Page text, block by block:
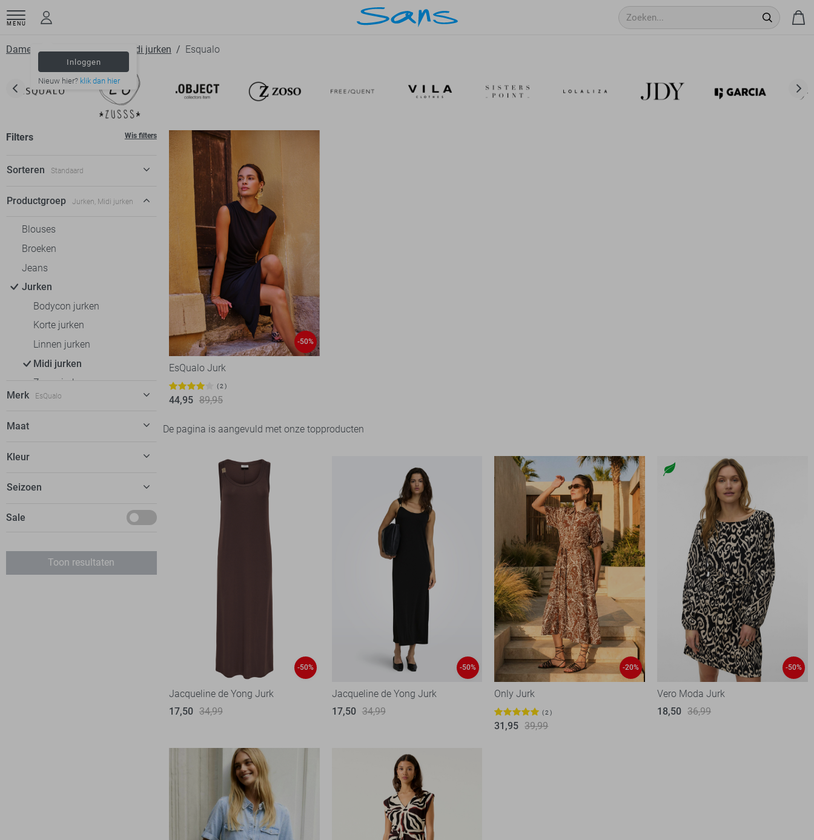
MENU
Inloggen
Nieuw hier? klik dan hier
Dameskleding Jurken Midi jurken Esqualo
Filters Wis filters
Sorteren Standaard
Standaard
Productgroep Jurken, Midi jurken
Blouses
Broeken
Jeans
Jurken
Bodycon jurken
Korte jurken
Linnen jurken
Midi jurken
Zomerjurken
Rokken
T-shirts
Truien
Jassen
Merk EsQualo
EsQualo 4
Freequent
Jacqueline de Yong
Object
Only 44
Maat
S
Kleur
Zwart
Seizoen
Mei
Sale
Toon resultaten
-50%
EsQualo Jurk
2
44,95 89,95
De pagina is aangevuld met onze topproducten
-50%
Jacqueline de Yong Jurk
17,50 34,99
-50%
Jacqueline de Yong Jurk
17,50 34,99
-20%
Only Jurk
2
31,95 39,99
-50%
Vero Moda Jurk
18,50 36,99